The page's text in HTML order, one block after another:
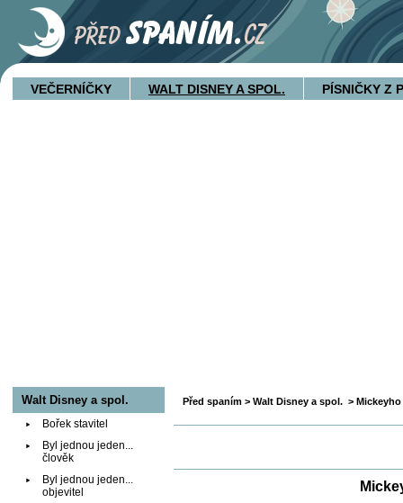
VEČERNÍČKY WALT DISNEY A SPOL. PÍSNIČKY Z
Před spaním > Walt Disney a spol. >
Walt Disney a spol.
Bořek stavitel
Byl jednou jeden...
člověk
Byl jednou jeden...
objevitel